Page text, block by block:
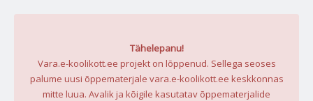
Tähelepanu!
Vara.e-koolikott.ee projekt on lõppenud. Sellega seoses
palume uusi õppematerjale vara.e-koolikott.ee keskkonnas
mitte luua. Avalik ja kõigile kasutatav õppematerjalide